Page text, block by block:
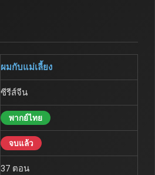
ผมกับแม่เลี้ยง
ซีรีส์จีน
พากย์ไทย
จบแล้ว
37 ตอน